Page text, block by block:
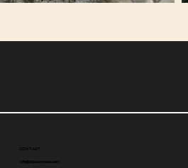
CONTACT
info@doccoimbra.com